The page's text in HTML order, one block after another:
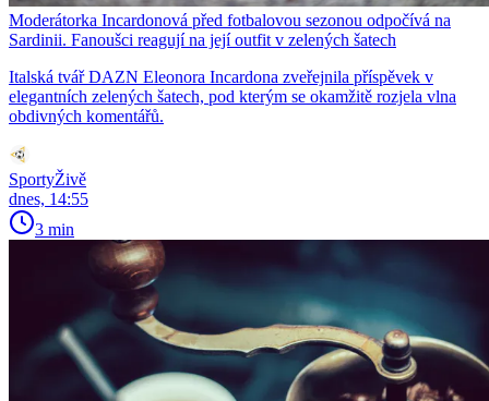
Moderátorka Incardonová před fotbalovou sezonou odpočívá na
Sardinii. Fanoušci reagují na její outfit v zelených šatech
Italská tvář DAZN Eleonora Incardona zveřejnila příspěvek v
elegantních zelených šatech, pod kterým se okamžitě rozjela vlna
obdivných komentářů.
SportyŽivě
dnes, 14:55
3 min